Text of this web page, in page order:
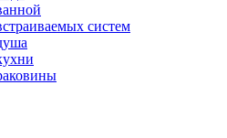
систем